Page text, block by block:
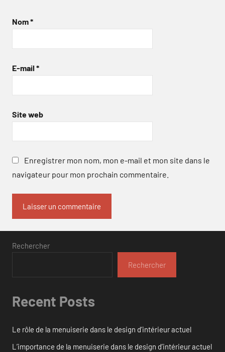
Nom*
E-mail *
Site web
Enregistrer mon nom, mon e-mail et mon site dans le
navigateur pour mon prochain commentaire.
Rechercher
Rechercher
Recent Posts
Le rôle de la menuiserie dans le design d’intérieur actuel
L’importance de la menuiserie dans le design d’intérieur actuel